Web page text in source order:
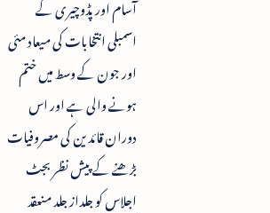
اسمبلی انتخابات کی میعاد مئی
اور جون کے وسط میں ختم
ہونے والی ہے اور اس
دوران قائدین کی مصروفیات
بڑھنے کے پیش نظر بجٹ
اجلاس کو جلداز جلد منعقد